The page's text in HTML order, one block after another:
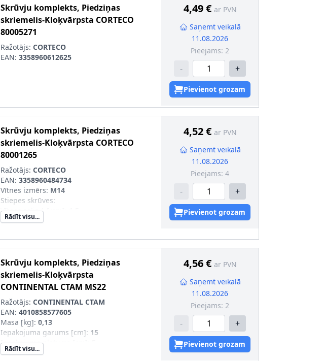
Skrūvju komplekts, Piedziņas
skriemelis-Kloķvārpsta CORTECO
80005271
Ražotājs: CORTECO
EAN: 3358960612625
4,49 € ar PVN
Saņemt veikalā
11.08.2026
Pieejams: 2
- +
Pievienot grozam
Skrūvju komplekts, Piedziņas
skriemelis-Kloķvārpsta CORTECO
80001265
Ražotājs: CORTECO
EAN: 3358960484734
Vītnes izmērs: M14
Stiepes skrūves:
Vītnes solis 1 [mm]
Skrūves garums zem galvas [mm]
Rādīt visu...
4,52 € ar PVN
Saņemt veikalā
11.08.2026
Pieejams: 4
- +
Pievienot grozam
Skrūvju komplekts, Piedziņas
skriemelis-Kloķvārpsta
CONTINENTAL CTAM MS22
Ražotājs: CONTINENTAL CTAM
EAN: 4010858577605
Masa [kg]: 0,13
Iepakojuma garums [cm]: 15
Iepakojuma platums [cm]
Iepakojuma augstums [cm]
Rādīt visu...
4,56 € ar PVN
Saņemt veikalā
11.08.2026
Pieejams: 2
- +
Pievienot grozam